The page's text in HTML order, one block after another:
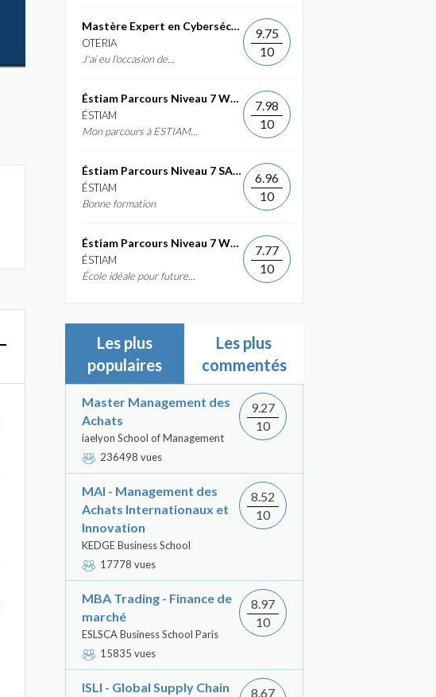
Mastère Expert en Cybersécurité
OTERIA
J'ai eu l'occasion de...
9.75
10
Éstiam Parcours Niveau 7 Web &...
ÉSTIAM
Mon parcours à ESTIAM...
7.98
10
Éstiam Parcours Niveau 7 SAP ERP...
ÉSTIAM
Bonne formation
6.96
10
Éstiam Parcours Niveau 7 Web &...
ÉSTIAM
École idéale pour future...
7.77
10
Les plus
populaires
Les plus
commentés
Master Management des
Achats
iaelyon School of Management
236498 vues
9.27
10
MAI - Management des
Achats Internationaux et
Innovation
KEDGE Business School
17778 vues
8.52
10
MBA Trading - Finance de
marché
ESLSCA Business School Paris
15835 vues
8.97
10
ISLI - Global Supply Chain
8.67